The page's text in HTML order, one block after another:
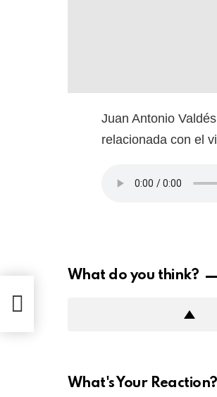
Juan Antonio
relacionada con el
What do you think?
What's Your Reaction?